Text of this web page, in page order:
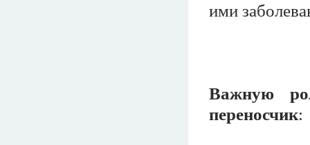
ими
Важную
переносчик: